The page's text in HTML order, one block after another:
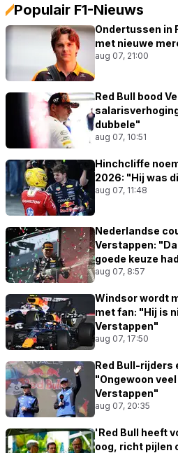
Populair F1-Nieuws
Ondertussen in
met nieuwe
aug 07, 21:00
Red Bull bood
dubbele"
aug 07, 10:51
Hinchcliffe
2026: "Hij was
aug 07, 11:48
Nederlandse
Verstappen:
goede keuze
aug 07, 8:57
Windsor wordt
met fan: "Hij is
Verstappen"
aug 07, 17:50
Red Bull-rijders
"Ongewoon
Verstappen"
aug 07, 20:35
'Red Bull heeft
oog, richt pijlen